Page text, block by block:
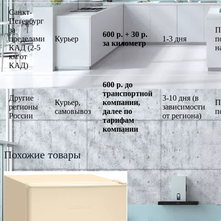
Санкт-
Петербург
за
пределами
КАД (2-5
км от
КАД)
Курьер
600 р. + 30 р.
за километр
1-3 дня
Другие
регионы
России
Курьер,
самовывоз
600 р. до
транспортной
компании,
далее по
тарифам
компании
3-10 дня (в
зависимости
от региона)
Похожие товары